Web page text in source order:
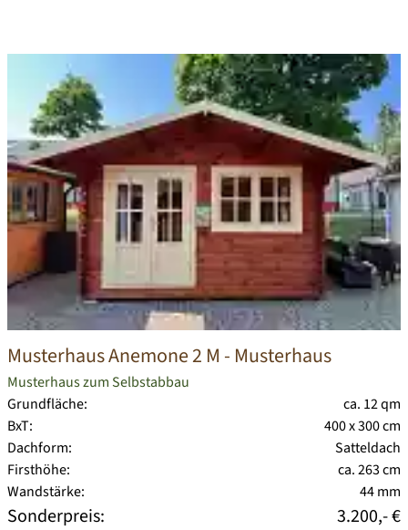
Musterhaus Anemone 2 M - Musterhaus
Musterhaus zum Selbstabbau
Grundfläche:
ca. 12 qm
BxT:
400 x 300 cm
Dachform:
Satteldach
Firsthöhe:
ca. 263 cm
Wandstärke:
44 mm
Sonderpreis: 3.200,- €